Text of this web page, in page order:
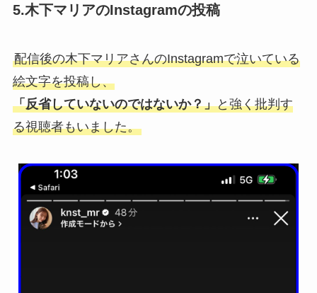
5.木下マリアのInstagramの投稿
配信後の木下マリアさんのInstagramで泣いている
絵文字を投稿し、
「反省していないのではないか？」と強く批判す
る視聴者もいました。